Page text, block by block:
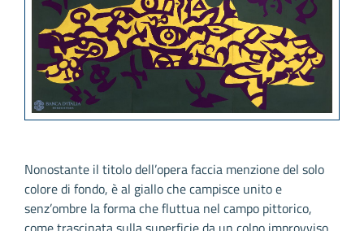
Nonostante il titolo dell’opera faccia menzione del solo
colore di fondo, è al giallo che campisce unito e
senz’ombre la forma che fluttua nel campo pittorico,